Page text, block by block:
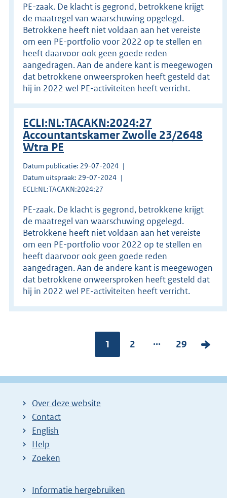
PE-zaak. De klacht is gegrond, betrokkene krijgt
de maatregel van waarschuwing opgelegd.
Betrokkene heeft niet voldaan aan het vereiste
om een PE-portfolio voor 2022 op te stellen en
heeft daarvoor ook geen goede reden
aangedragen. Aan de andere kant is meegewogen
dat betrokkene onweersproken heeft gesteld dat
hij in 2022 wel PE-activiteiten heeft verricht.
ECLI:NL:TACAKN:2024:27
Accountantskamer Zwolle 23/2648
Wtra PE
Datum publicatie: 29-07-2024
Datum uitspraak: 29-07-2024
ECLI:NL:TACAKN:2024:27
PE-zaak. De klacht is gegrond, betrokkene krijgt
de maatregel van waarschuwing opgelegd.
Betrokkene heeft niet voldaan aan het vereiste
om een PE-portfolio voor 2022 op te stellen en
heeft daarvoor ook geen goede reden
aangedragen. Aan de andere kant is meegewogen
dat betrokkene onweersproken heeft gesteld dat
hij in 2022 wel PE-activiteiten heeft verricht.
Pagina:
1
P
g
2 ...
P
g
29
V
l
Over deze website
Contact
English
Help
Zoeken
Informatie hergebruiken